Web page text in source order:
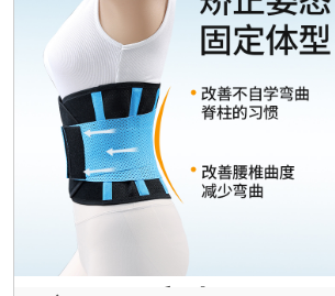
октябрь королева материнства сп
ия собраны анти-обвисание бере
менности бюстгальтер тонкий раз